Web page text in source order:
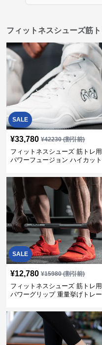
フィットネスシューズ筋
SALE
¥33,780 ¥42230(割引前)
フィットネスシューズ 筋トレ用
パワーフュージョン ハイカット
SALE
¥12,780 ¥15980(割引前)
フィットネスシューズ 筋トレ用
パワーグリップ 重量挙げトレー